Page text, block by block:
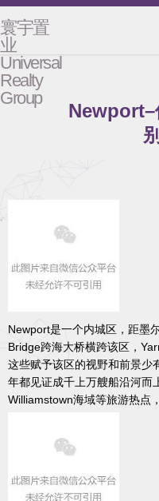
寰宇置
业
Universal
Realty
Group
Newport–
Newport是一个内城区，距墨
Bridge跨海大桥横跨该区，
这些赋予该区的视野和前景少
年都见证成千上万艘船沿河而
Williamstown海域等旅游热点